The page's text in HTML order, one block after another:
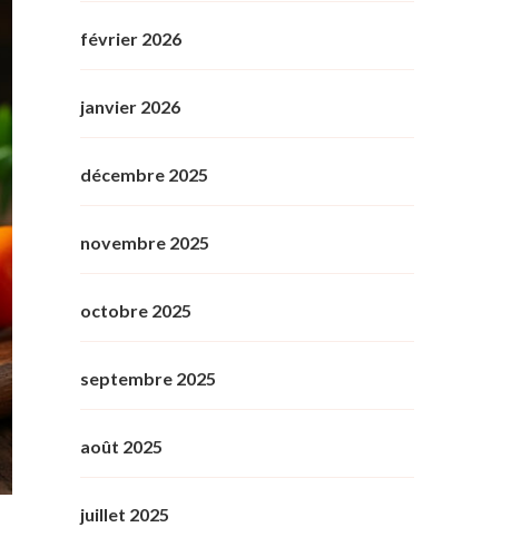
février 2026
janvier 2026
décembre 2025
novembre 2025
octobre 2025
septembre 2025
août 2025
juillet 2025